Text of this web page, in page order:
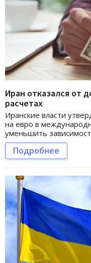
Иран отказался от
расчетах
Иранские власти
на евро в
уменьшить
Подробнее